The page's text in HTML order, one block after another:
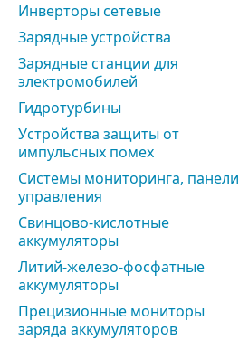
Инверторы сетевые
Зарядные устройства
Зарядные станции для
электромобилей
Гидротурбины
Устройства защиты от
импульсных помех
Системы мониторинга, панели
управления
Свинцово-кислотные
аккумуляторы
Литий-железо-фосфатные
аккумуляторы
Прецизионные мониторы
заряда аккумуляторов